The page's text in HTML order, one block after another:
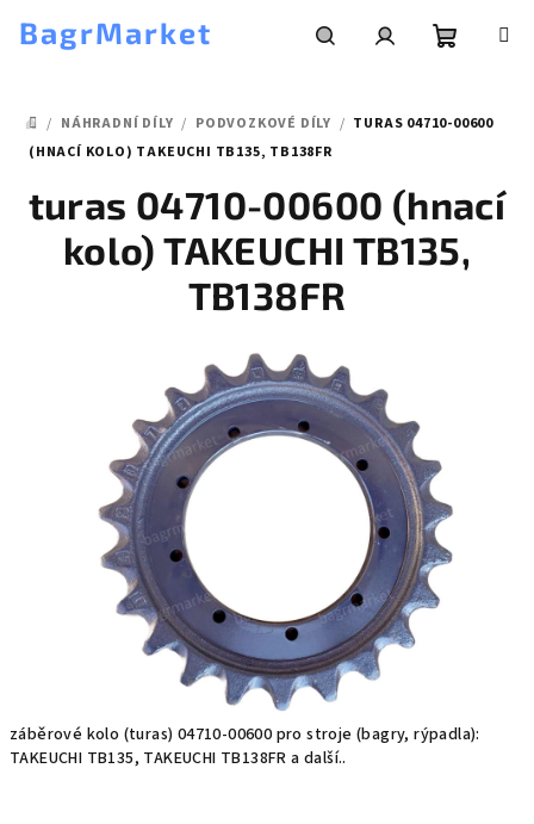
BagrMarket
DOMŮ
/ NÁHRADNÍ DÍLY / PODVOZKOVÉ DÍLY / TURAS 04710-00600
(HNACÍ KOLO) TAKEUCHI TB135, TB138FR
záběrové kolo (turas) 04710-00600 pro stroje (bagry, rýpadla):
TAKEUCHI TB135, TAKEUCHI TB138FR a další..
turas 04710-00600 (hnací
kolo) TAKEUCHI TB135,
TB138FR